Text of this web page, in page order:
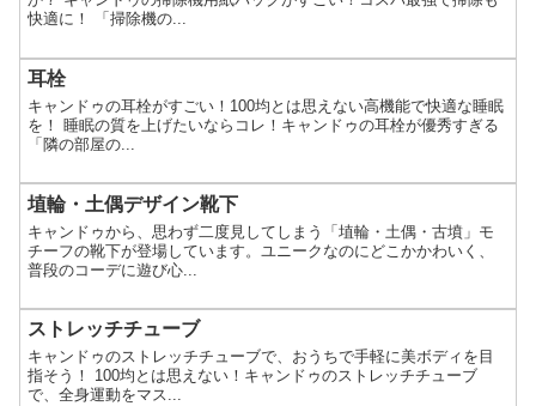
快適に！ 「掃除機の...
耳栓
キャンドゥの耳栓がすごい！100均とは思えない高機能で快適な睡眠
を！ 睡眠の質を上げたいならコレ！キャンドゥの耳栓が優秀すぎる
「隣の部屋の...
埴輪・土偶デザイン靴下
キャンドゥから、思わず二度見してしまう「埴輪・土偶・古墳」モ
チーフの靴下が登場しています。ユニークなのにどこかかわいく、
普段のコーデに遊び心...
ストレッチチューブ
キャンドゥのストレッチチューブで、おうちで手軽に美ボディを目
指そう！ 100均とは思えない！キャンドゥのストレッチチューブ
で、全身運動をマス...